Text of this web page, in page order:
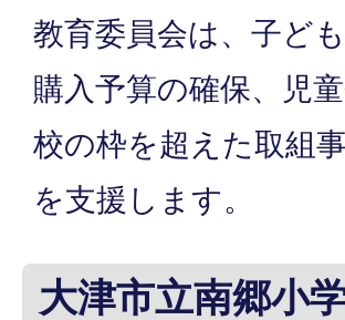
教育委員会は、子ど
購入予算の確保、児
校の枠を超えた取組
を支援します。
大津市立南郷小